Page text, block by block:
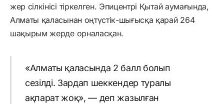
жер сілкінісі тіркелген. Эпицентрі Қытай аумағында,
Алматы қаласынан оңтүстік-шығысқа қарай 264
шақырым жерде орналасқан.
«Алматы қаласында 2 балл болып
сезілді. Зардап шеккендер туралы
ақпарат жоқ», — деп жазылған